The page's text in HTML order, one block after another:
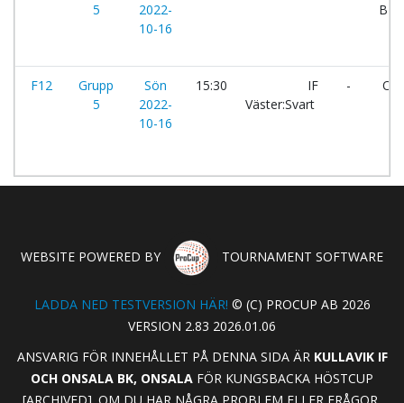
5
2022-
10-16
F12
Grupp
5
Sön
2022-
10-16
15:30
IF
Väster:Svart
-
WEBSITE POWERED BY TOURNAMENT SOFTWARE
LADDA NED TESTVERSION HÄR! © (C) PROCUP AB 2026
VERSION 2.83 2026.01.06
ANSVARIG FÖR INNEHÅLLET PÅ DENNA SIDA ÄR KULLAVIK IF
OCH ONSALA BK, ONSALA FÖR KUNGSBACKA HÖSTCUP